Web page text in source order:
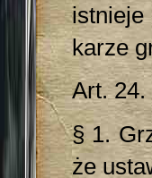
istnieje
karze
Art. 24.
§ 1.
że